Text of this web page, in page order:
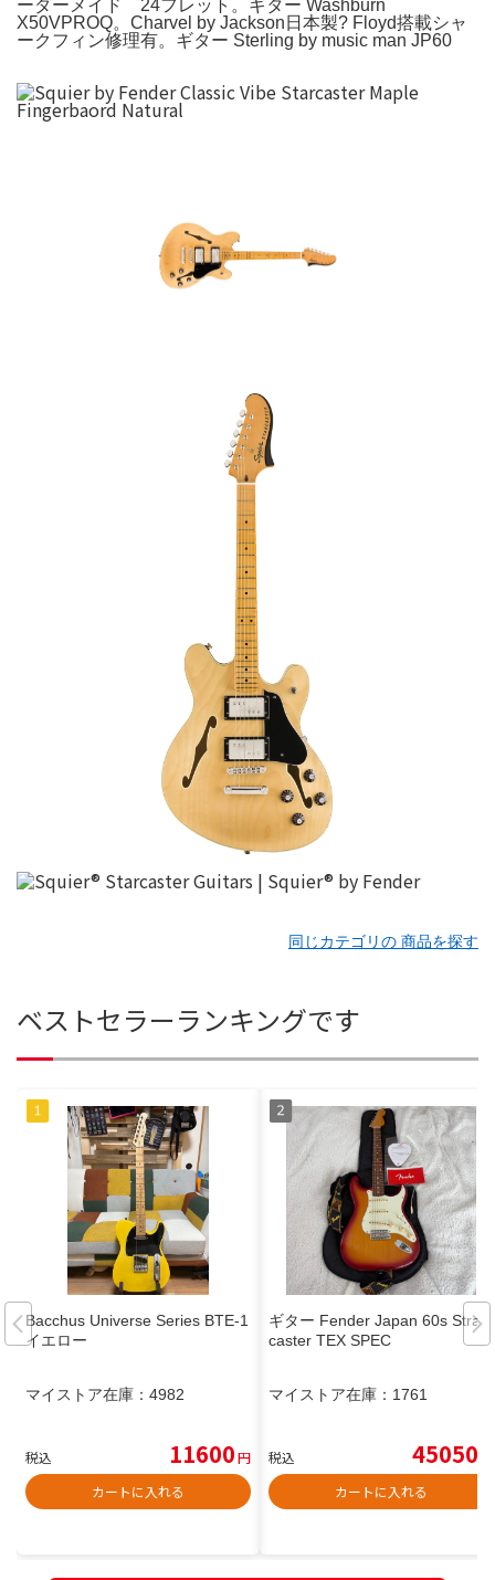
ーダーメイド 24フレット。ギター Washburn
X50VPROQ。Charvel by Jackson日本製? Floyd搭載シャ
ークフィン修理有。ギター Sterling by music man JP60
同じカテゴリの 商品を探す
ベストセラーランキングです
Bacchus Universe Series BTE-1
イエロー
マイストア在庫： 4982
税込 11600円
カートに入れる
ギター Fender Japan 60s Strato
caster TEX SPEC
マイストア在庫： 1761
税込 45050
カートに入れる